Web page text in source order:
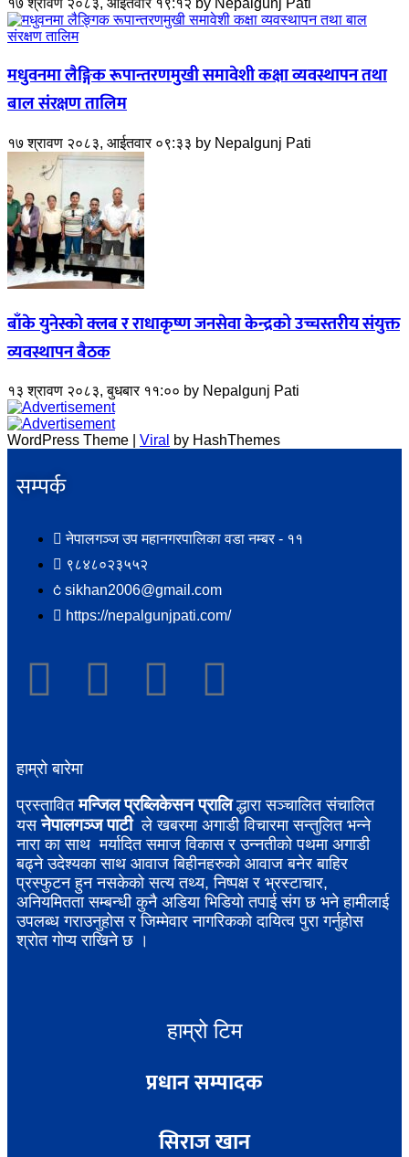
मधुवनमा लैङ्गिक रूपान्तरणमुखी समावेशी कक्षा व्यवस्थापन तथा
बाल संरक्षण तालिम
१७ श्रावण २०८३, आईतवार ०९:३३ by Nepalgunj Pati
बाँके युनेस्को क्लब र राधाकृष्ण जनसेवा केन्द्रको उच्चस्तरीय संयुक्त
व्यवस्थापन बैठक
१३ श्रावण २०८३, बुधबार ११:०० by Nepalgunj Pati
WordPress Theme | Viral by HashThemes
सम्पर्क​
नेपालगञ्ज उप महानगरपालिका वडा नम्बर - ११
९८४८०२३५५२
sikhan2006@gmail.com
https://nepalgunjpati.com/
हाम्रो बारेमा
प्रस्तावितमन्जिल प्रब्लिकेसन प्रालिद्धारा सञ्चालित संचालित
यसनेपालगञ्ज पाटीले खबरमा अगाडी विचारमा सन्तुलित भन्ने
नारा का साथ मर्यादित समाज विकास र उन्नतीको पथमा अगाडी
बढ्ने उदेश्यका साथ आवाज बिहीनहरुको आवाज बनेर बाहिर
प्रस्फुटन हुन नसकेको सत्य तथ्य, निष्पक्ष र भ्रस्टाचार,
अनियमितता सम्बन्धी कुनै अडिया भिडियो तपाई संग छ भने हामीलाई
उपलब्ध गराउनुहोस र जिम्मेवार नागरिकको दायित्व पुरा गर्नुहोस
श्रोत गोप्य राखिने छ ।
हाम्रो टिम
प्रधान सम्पादक
सिराज खान